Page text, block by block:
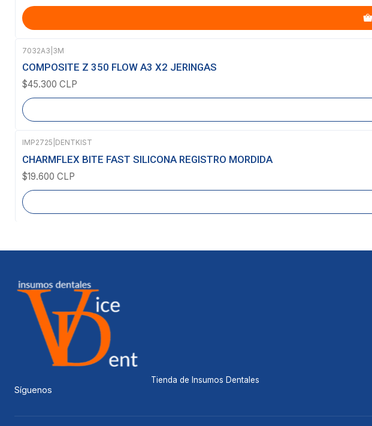
Agotado
7032A3 3M
COMPOSITE Z 350 FLOW A3 X2 JERINGAS
$45.300 CLP
Agotado
IMP2725 DENTKIST
CHARMFLEX BITE FAST SILICONA REGISTRO MORDIDA
$19.600 CLP
Tienda de Insumos Dentales
Síguenos